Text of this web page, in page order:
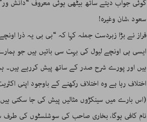
کوئی جواب دیتے ساتھ بیٹھی ہوئی معروف “دانش
سعود ،شان وغیرہ!
فراز نے بڑا زبردست جملہ کہا کہ “بی بی یہ ذرا
ایسی ہی اونچے لیول کی بہت سی باتیں ہیں جو
ہیں اور پورے شرح صدر کے ساتھ پیش کررہے ہیں۔
اختلاف رہا ہے وہ اختلاف رکھنے کے باوجود اپنی
(اس بارے میں سینکڑوں مثالیں پیش کی جا سکتی
نام کافی ہوگا، بخاری صاحب کی سوشلسٹوں کی